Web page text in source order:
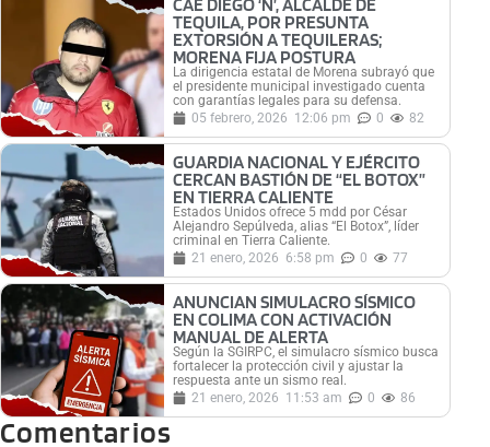
CAE DIEGO ‘N’, ALCALDE DE
TEQUILA, POR PRESUNTA
EXTORSIÓN A TEQUILERAS;
MORENA FIJA POSTURA
La dirigencia estatal de Morena subrayó que
el presidente municipal investigado cuenta
con garantías legales para su defensa.
05 febrero, 2026 12:06 pm 0 82
GUARDIA NACIONAL Y EJÉRCITO
CERCAN BASTIÓN DE “EL BOTOX”
EN TIERRA CALIENTE
Estados Unidos ofrece 5 mdd por César
Alejandro Sepúlveda, alias “El Botox”, líder
criminal en Tierra Caliente.
21 enero, 2026 6:58 pm 0 77
ANUNCIAN SIMULACRO SÍSMICO
EN COLIMA CON ACTIVACIÓN
MANUAL DE ALERTA
Según la SGIRPC, el simulacro sísmico busca
fortalecer la protección civil y ajustar la
respuesta ante un sismo real.
21 enero, 2026 11:53 am 0 86
Comentarios